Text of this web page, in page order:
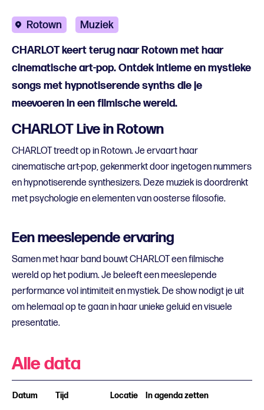
Rotown Muziek
CHARLOT keert terug naar Rotown met haar
cinematische art-pop. Ontdek intieme en mystieke
songs met hypnotiserende synths die je
meevoeren in een filmische wereld.
CHARLOT Live in Rotown
CHARLOT treedt op in Rotown. Je ervaart haar
cinematische art-pop, gekenmerkt door ingetogen nummers
en hypnotiserende synthesizers. Deze muziek is doordrenkt
met psychologie en elementen van oosterse filosofie.
Een meeslepende ervaring
Samen met haar band bouwt CHARLOT een filmische
wereld op het podium. Je beleeft een meeslepende
performance vol intimiteit en mystiek. De show nodigt je uit
om helemaal op te gaan in haar unieke geluid en visuele
presentatie.
Alle data
Datum Tijd Locatie In agenda zetten